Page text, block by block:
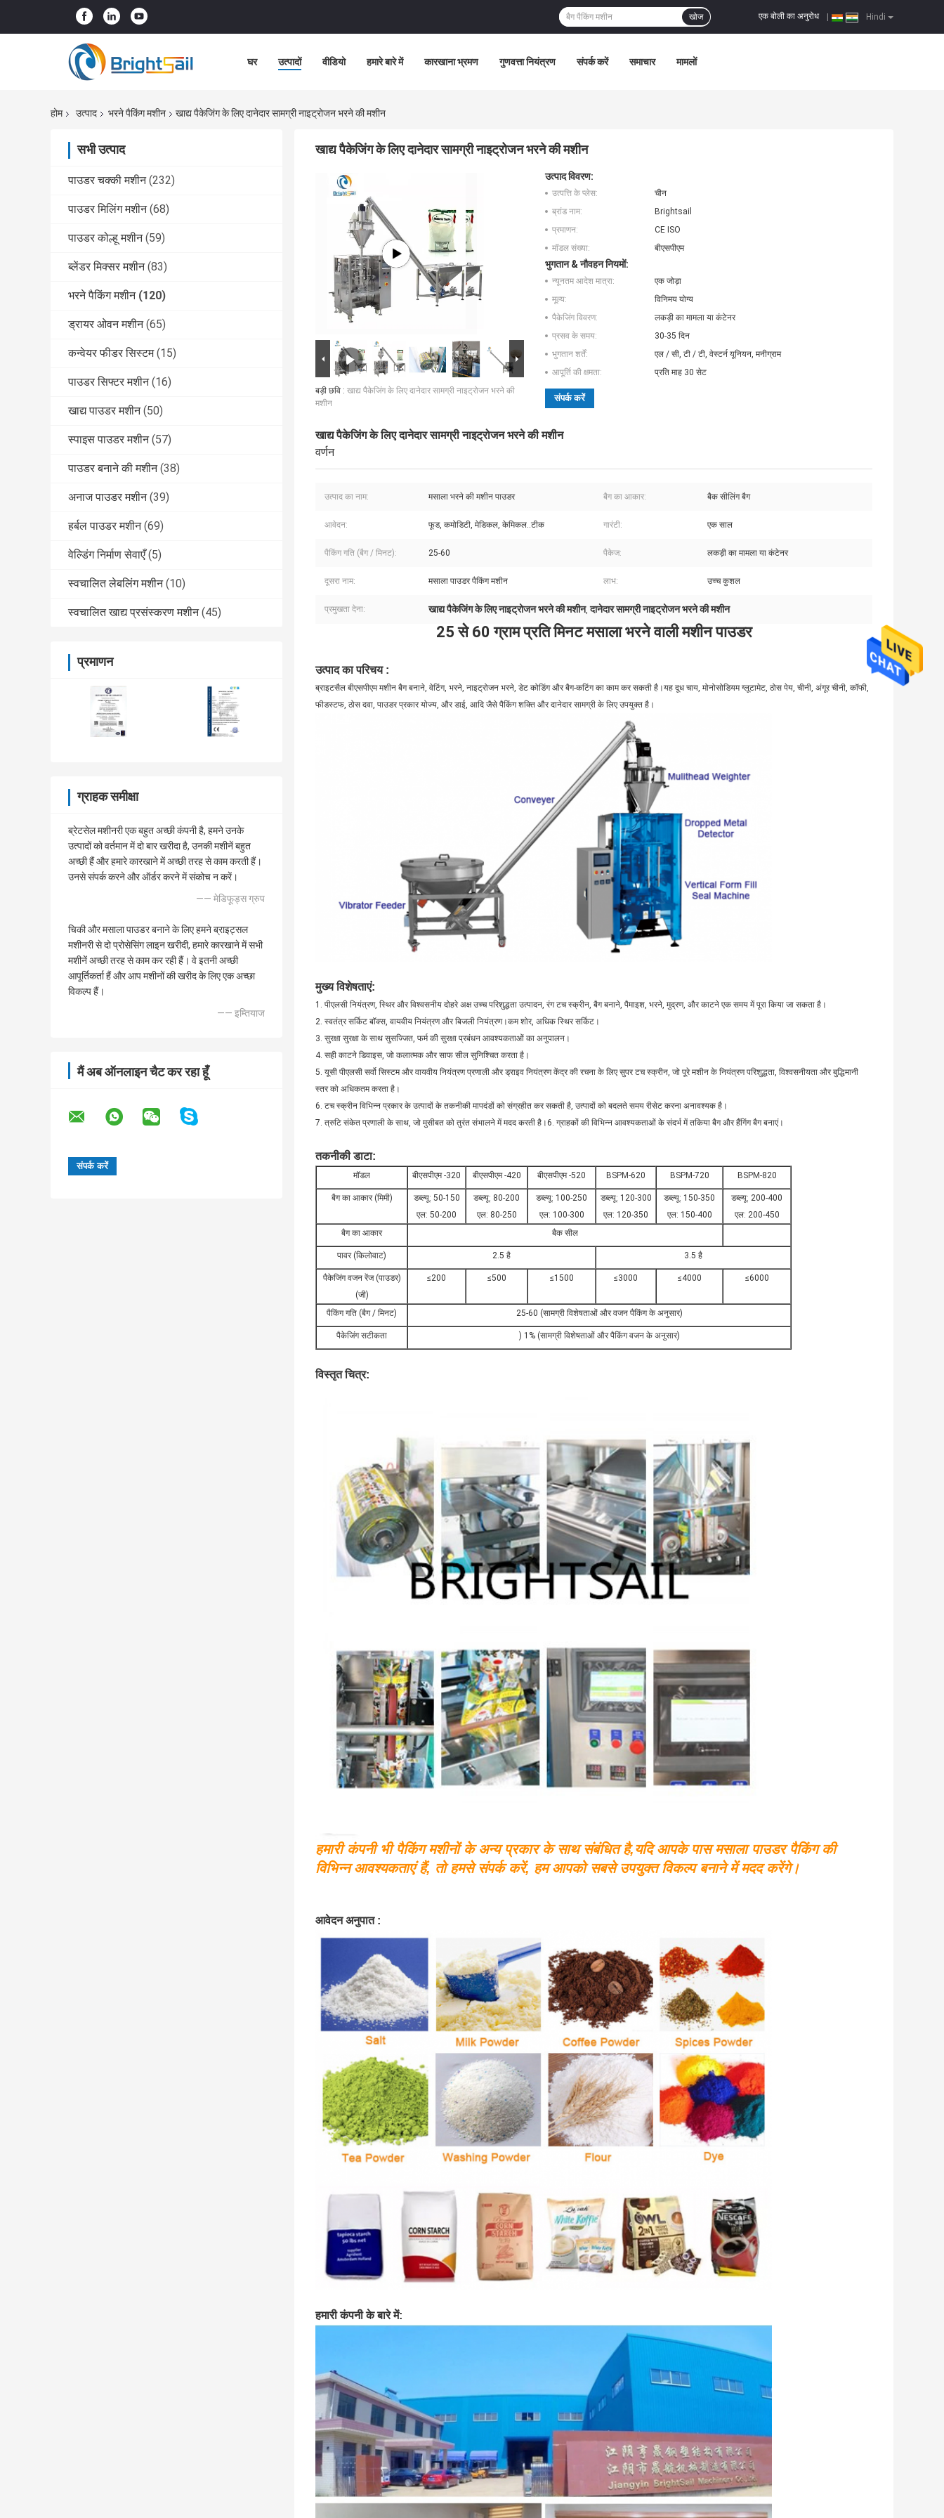
Hindi
एक बोली का अनुरोध
खोज
घर उत्पादों वीडियो हमारे बारे में कारखाना भ्रमण गुणवत्ता नियंत्रण संपर्क करें समाचार मामलों
होम उत्पाद भरने पैकिंग मशीन खाद्य पैकेजिंग के लिए दानेदार सामग्री नाइट्रोजन भरने की मशीन
सभी उत्पाद
पाउडर चक्की मशीन (232)
पाउडर मिलिंग मशीन (68)
पाउडर कोल्हू मशीन (59)
ब्लेंडर मिक्सर मशीन (83)
भरने पैकिंग मशीन (120)
ड्रायर ओवन मशीन (65)
कन्वेयर फीडर सिस्टम (15)
पाउडर सिफ्टर मशीन (16)
खाद्य पाउडर मशीन (50)
स्पाइस पाउडर मशीन (57)
पाउडर बनाने की मशीन (38)
अनाज पाउडर मशीन (39)
हर्बल पाउडर मशीन (69)
वेल्डिंग निर्माण सेवाएँ (5)
स्वचालित लेबलिंग मशीन (10)
स्वचालित खाद्य प्रसंस्करण मशीन (45)
प्रमाणन
ग्राहक समीक्षा
ब्रेटसेल मशीनरी एक बहुत अच्छी कंपनी है, हमने उनके
उत्पादों को वर्तमान में दो बार खरीदा है, उनकी मशीनें बहुत
अच्छी हैं और हमारे कारखाने में अच्छी तरह से काम करती हैं।
उनसे संपर्क करने और ऑर्डर करने में संकोच न करें।
—— मेडिफूड्स ग्रुप
चिकी और मसाला पाउडर बनाने के लिए हमने ब्राइट्सल
मशीनरी से दो प्रोसेसिंग लाइन खरीदी, हमारे कारखाने में सभी
मशीनें अच्छी तरह से काम कर रही हैं। वे इतनी अच्छी
आपूर्तिकर्ता हैं और आप मशीनों की खरीद के लिए एक अच्छा
विकल्प हैं।
—— इम्तियाज
मैं अब ऑनलाइन चैट कर रहा हूँ
खाद्य पैकेजिंग के लिए दानेदार सामग्री नाइट्रोजन भरने की मशीन
बड़ी छवि : खाद्य पैकेजिंग के लिए दानेदार सामग्री नाइट्रोजन भरने की
मशीन
उत्पाद विवरण:
उत्पत्ति के प्लेस:
चीन
ब्रांड नाम:
Brightsail
प्रमाणन:
CE ISO
मॉडल संख्या:
बीएसपीएम
भुगतान & नौवहन नियमों:
न्यूनतम आदेश मात्रा:
एक जोड़ा
मूल्य:
विनिमय योग्य
पैकेजिंग विवरण:
लकड़ी का मामला या कंटेनर
प्रसव के समय:
30-35 दिन
भुगतान शर्तें:
एल / सी, टी / टी, वेस्टर्न यूनियन, मनीग्राम
आपूर्ति की क्षमता:
प्रति माह 30 सेट
संपर्क करें
खाद्य पैकेजिंग के लिए दानेदार सामग्री नाइट्रोजन भरने की मशीन
वर्णन
उत्पाद का नाम: मसाला भरने की मशीन पाउडर बैग का आकार: बैक सीलिंग बैग
आवेदन: फूड, कमोडिटी, मेडिकल, केमिकल..टीक गारंटी: एक साल
पैकिंग गति (बैग / मिनट): 25-60 पैकेज: लकड़ी का मामला या कंटेनर
दूसरा नाम: मसाला पाउडर पैकिंग मशीन लाभ: उच्च कुशल
प्रमुखता देना: खाद्य पैकेजिंग के लिए नाइट्रोजन भरने की मशीन,दानेदार सामग्री नाइट्रोजन भरने की मशीन
25 से 60 ग्राम प्रति मिनट मसाला भरने वाली मशीन पाउडर
उत्पाद का परिचय :
ब्राइटसैल बीएसपीएम मशीन बैग बनाने, वेटिंग, भरने, नाइट्रोजन भरने, डेट कोडिंग और बैग-कटिंग का काम कर सकती है।यह दूध चाय, मोनोसोडियम ग्लूटामेट, ठोस पेय, चीनी, अंगूर चीनी, कॉफी,
फीडस्टफ, ठोस दवा, पाउडर प्रकार योज्य, और डाई, आदि जैसे पैकिंग शक्ति और दानेदार सामग्री के लिए उपयुक्त है।
मुख्य विशेषताएं:
1. पीएलसी नियंत्रण, स्थिर और विश्वसनीय दोहरे अक्ष उच्च परिशुद्धता उत्पादन, रंग टच स्क्रीन, बैग बनाने, पैमाइश, भरने, मुद्रण, और काटने एक समय में पूरा किया जा सकता है।
2. स्वतंत्र सर्किट बॉक्स, वायवीय नियंत्रण और बिजली नियंत्रण।कम शोर, अधिक स्थिर सर्किट।
3. सुरक्षा सुरक्षा के साथ सुसज्जित, फर्म की सुरक्षा प्रबंधन आवश्यकताओं का अनुपालन।
4. सही काटने डिवाइस, जो कलात्मक और साफ सील सुनिश्चित करता है।
5. यूसी पीएलसी सर्वो सिस्टम और वायवीय नियंत्रण प्रणाली और ड्राइव नियंत्रण केंद्र की रचना के लिए सुपर टच स्क्रीन, जो पूरे मशीन के नियंत्रण परिशुद्धता, विश्वसनीयता और बुद्धिमानी
स्तर को अधिकतम करता है।
6. टच स्क्रीन विभिन्न प्रकार के उत्पादों के तकनीकी मापदंडों को संग्रहीत कर सकती है, उत्पादों को बदलते समय रीसेट करना अनावश्यक है।
7. त्रुटि संकेत प्रणाली के साथ, जो मुसीबत को तुरंत संभालने में मदद करती है।6. ग्राहकों की विभिन्न आवश्यकताओं के संदर्भ में तकिया बैग और हैंगिंग बैग बनाएं।
तकनीकी डाटा:
मॉडल बीएसपीएम -320 बीएसपीएम -420 बीएसपीएम -520 BSPM-620 BSPM-720 BSPM-820
बैग का आकार (मिमी)
डब्ल्यू: 50-150
एल: 50-200
डब्ल्यू: 80-200
एल: 80-250
डब्ल्यू: 100-250
एल: 100-300
डब्ल्यू: 120-300
एल: 120-350
डब्ल्यू: 150-350
एल: 150-400
डब्ल्यू: 200-400
एल: 200-450
बैग का आकार
बैक सील
पावर (किलोवाट) 2.5 है 3.5 है
पैकेजिंग वजन रेंज (पाउडर)
(जी)
≤200 ≤500 ≤1500 ≤3000 ≤4000 ≤6000
पैकिंग गति (बैग / मिनट) 25-60 (सामग्री विशेषताओं और वजन पैकिंग के अनुसार)
पैकेजिंग सटीकता ) 1% (सामग्री विशेषताओं और पैकिंग वजन के अनुसार)
विस्तृत चित्र:
हमारी कंपनी भी पैकिंग मशीनों के अन्य प्रकार के साथ संबंधित है,यदि आपके पास मसाला पाउडर पैकिंग की
विभिन्न आवश्यकताएं हैं, तो हमसे संपर्क करें, हम आपको सबसे उपयुक्त विकल्प बनाने में मदद करेंगे।
आवेदन अनुपात :
हमारी कंपनी के बारे में: